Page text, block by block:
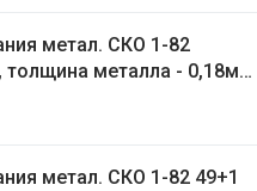
метал. СКО 1-82
толщина металла - 0,18мм,
метал. СКО 1-82 49+1